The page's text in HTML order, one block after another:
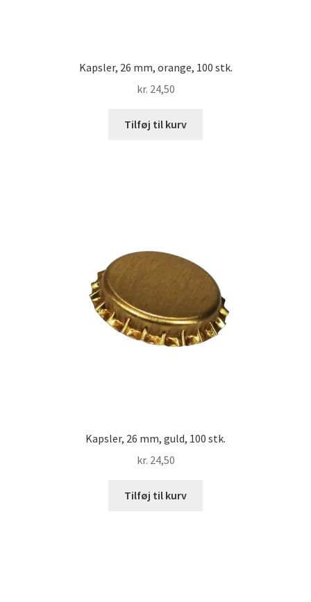
Kapsler, 26 mm, orange, 100 stk.
kr. 24,50
Tilføj til kurv
Kapsler, 26 mm, guld, 100 stk.
kr. 24,50
Tilføj til kurv